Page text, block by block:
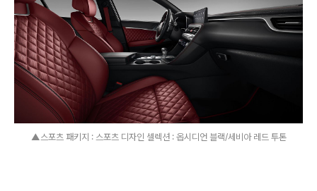
▲스포츠 패키지 : 스포츠 디자인 셀렉션 : 옵시디언 블랙/세비아 레드 투톤